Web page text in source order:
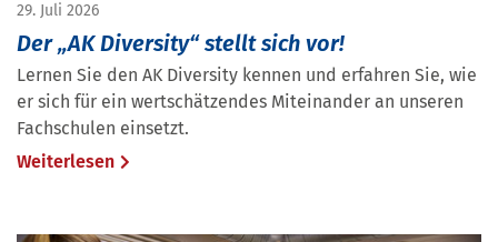
29. Juli 2026
Der „AK Diversity“ stellt sich vor!
Lernen Sie den AK Diversity kennen und erfahren Sie, wie
er sich für ein wertschätzendes Miteinander an unseren
Fachschulen einsetzt.
Weiterlesen